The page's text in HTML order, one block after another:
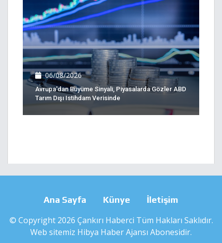
06/08/2026
Avrupa'dan Büyüme Sinyali, Piyasalarda Gözler ABD
Tarım Dışı Istihdam Verisinde
Ana Sayfa Künye İletişim
© Copyright 2026 Çankırı Haberci Tüm Hakları Saklıdır.
Web sitemiz Hibya Haber Ajansı Abonesidir.